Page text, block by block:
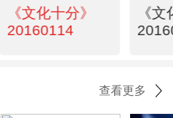
《文化十分》
20160114
《
查看更多